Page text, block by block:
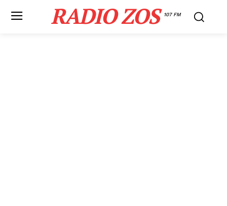
RADIO ZOS 107 FM